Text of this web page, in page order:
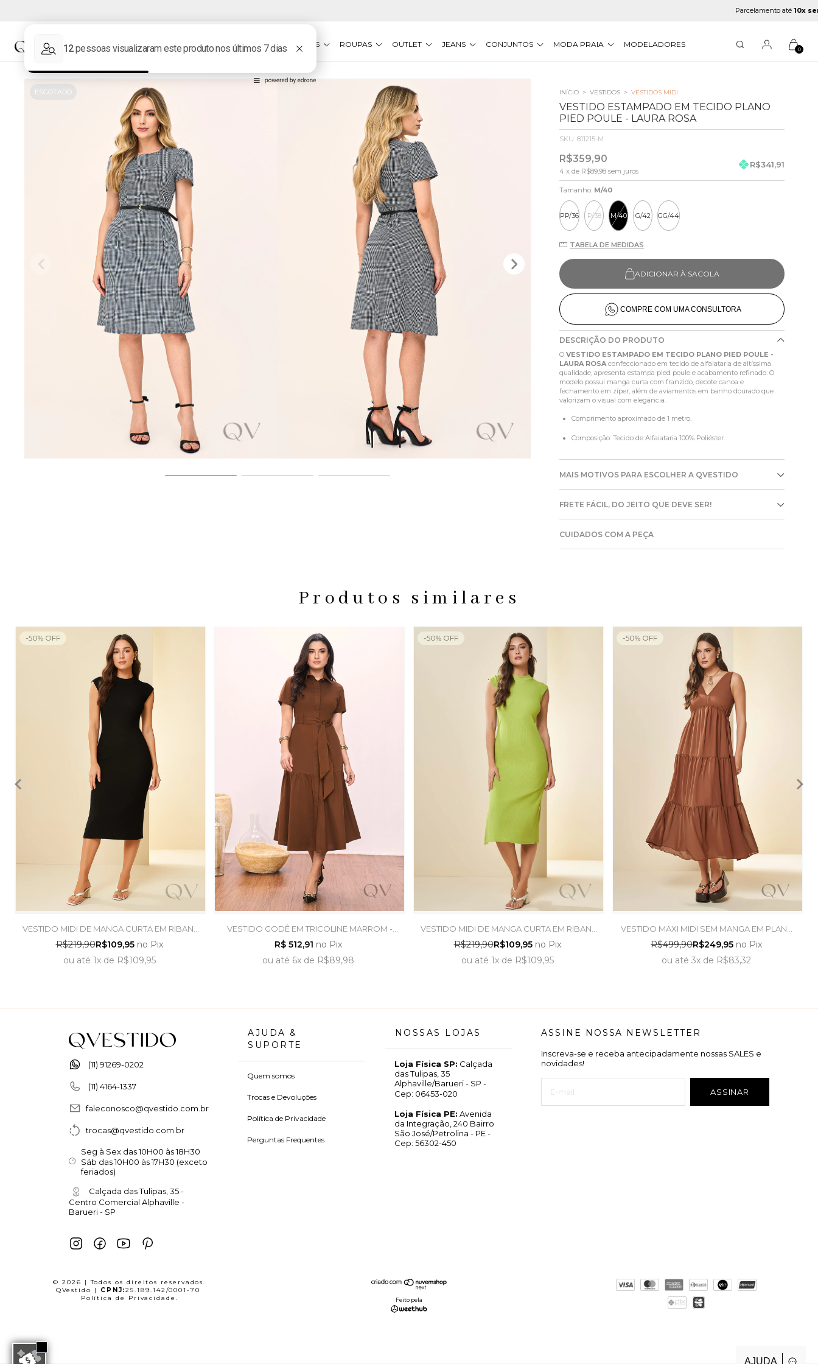
Parcelamento até10x sem
NOVIDADES MARCAS VESTIDOS ROUPAS OUTLET JEANS CONJUNTOS MODA PRAIA MODELADORES 0
ESGOTADO INÍCIO > VESTIDOS > VESTIDOS MIDI
VESTIDO ESTAMPADO EM TECIDO PLANO
PIED POULE - LAURA ROSA
SKU: 811215-M
R$359,90
4 x de R$89,98 sem juros
R$341,91
Tamanho: M/40
PP/36 P/38 M/40 G/42 GG/44
TABELA DE MEDIDAS
ADICIONAR À SACOLA
COMPRE COM UMA CONSULTORA
DESCRIÇÃO DO PRODUTO
O VESTIDO ESTAMPADO EM TECIDO PLANO PIED POULE -
LAURA ROSAconfeccionado em tecido de alfaiataria de altíssima
qualidade, apresenta estampa pied poule e acabamento refinado. O
modelo possui manga curta com franzido, decote canoa e
fechamento em zíper, além de aviamentos em banho dourado que
valorizam o visual com elegância.
Comprimento aproximado de 1 metro.
Composição: Tecido de Alfaiataria 100% Poliéster.
MAIS MOTIVOS PARA ESCOLHER A QVESTIDO
FRETE FÁCIL, DO JEITO QUE DEVE SER!
CUIDADOS COM A PEÇA
Produtos similares
VESTIDO MIDI DE MANGA CURTA EM RIBANA
PRETO - DOCE TRAMA
R$219,90R$109,95 no Pix
ou até 1xde R$109,95
-50% OFF
VESTIDO GODÊ EM TRICOLINE MARROM -
TITANIUM JEANS
R$ 512,91 no Pix
ou até 6x de R$89,98
VESTIDO MIDI DE MANGA CURTA EM RIBANA
VERDE ABACATE - DOCE TRAMA
R$219,90R$109,95 no Pix
ou até 1xde R$109,95
-50% OFF
VESTIDO MAXI MIDI SEM MANGA EM PLANO
MARROM - DOCE TRAMA
R$499,90R$249,95 no Pix
ou até 3x de R$83,32
-50% OFF
(11) 91269-0202
(11) 4164-1337
faleconosco@qvestido.com.br
trocas@qvestido.com.br
Seg à Sex das 10H00 às 18H30
Sáb das 10H00 às 17H30 (exceto
feriados)
Calçada das Tulipas, 35 -
Centro Comercial Alphaville -
Barueri - SP
AJUDA &
SUPORTE
Quem somos
Trocas e Devoluções
Política de Privacidade
Perguntas Frequentes
NOSSAS LOJAS
Loja Física SP: Calçada
das Tulipas, 35
Alphaville/Barueri - SP -
Cep: 06453-020
Loja Física PE: Avenida
da Integração, 240 Bairro
São José/Petrolina - PE -
Cep: 56302-450
ASSINE NOSSA NEWSLETTER
Inscreva-se e receba antecipadamente nossas SALES e
novidades!
© 2026 | Todos os direitos reservados.
QVestido | CPNJ:25.189.142/0001-70
Política de Privacidade . Feito pela
AJUDA